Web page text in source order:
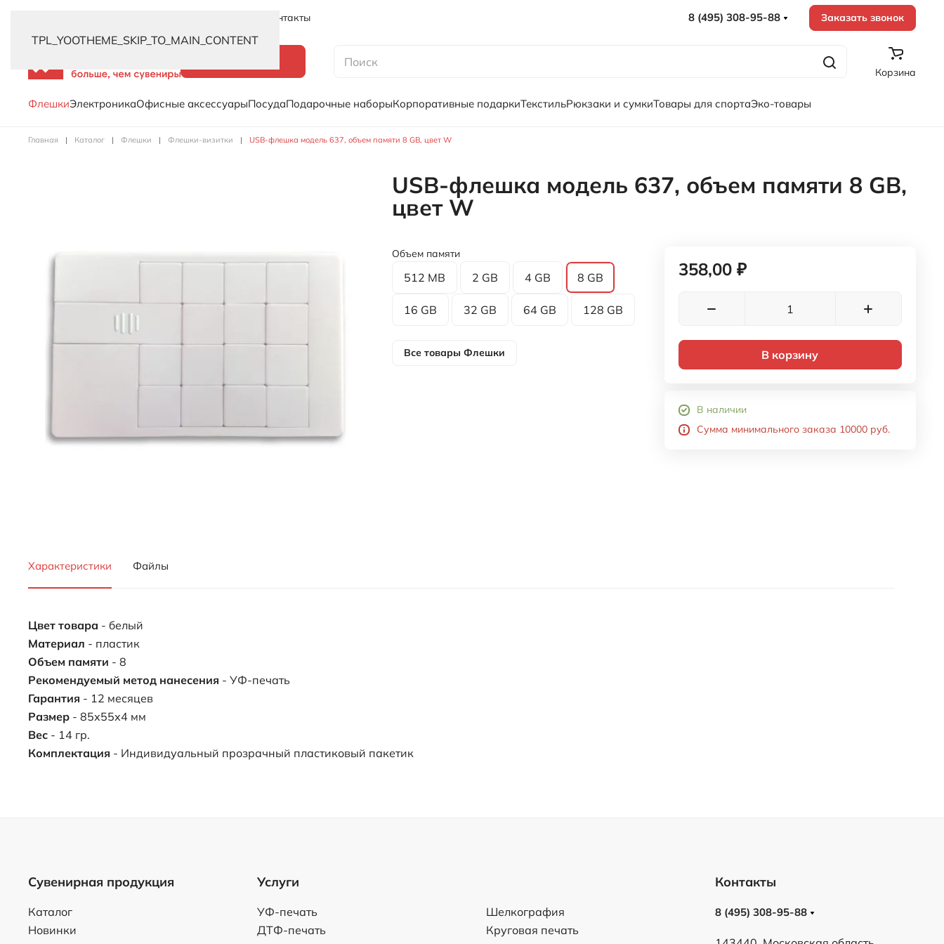
TPL_YOOTHEME_SKIP_TO_MAIN_CONTENT
Контакты 8 (495) 308-95-88 Заказать звонок
Корзина
ФлешкиЭлектроникаОфисные аксессуарыПосудаПодарочные наборыКорпоративные подаркиТекстильРюкзаки и сумкиТовары для спортаЭко-товары
Главная Каталог Флешки Флешки-визитки USB-флешка модель 637, объем памяти 8 GB, цвет W
USB-флешка модель 637, объем памяти 8 GB,
цвет W
Объем памяти
512 MB 2 GB 4 GB 8 GB
16 GB 32 GB 64 GB 128 GB
Все товары Флешки
358,00 ₽
В корзину
В наличии
Сумма минимального заказа 10000 руб.
Характеристики Файлы
Цвет товара - белый
Материал - пластик
Объем памяти - 8
Рекомендуемый метод нанесения - УФ-печать
Гарантия - 12 месяцев
Размер - 85х55х4 мм
Вес - 14 гр.
Комплектация - Индивидуальный прозрачный пластиковый пакетик
Сувенирная продукция
Каталог
Новинки
Услуги
УФ-печать
ДТФ-печать
Шелкография
Круговая печать
Контакты
8 (495) 308-95-88